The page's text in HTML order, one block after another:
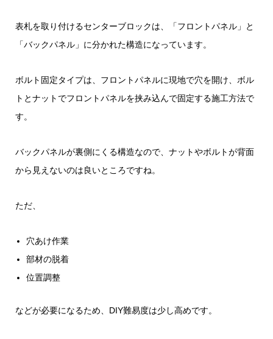
表札を取り付けるセンターブロックは、「フロントパネル」と
「バックパネル」に分かれた構造になっています。
ボルト固定タイプは、フロントパネルに現地で穴を開け、ボル
トとナットでフロントパネルを挟み込んで固定する施工方法で
す。
バックパネルが裏側にくる構造なので、ナットやボルトが背面
から見えないのは良いところですね。
ただ、
穴あけ作業
部材の脱着
位置調整
などが必要になるため、DIY難易度は少し高めです。